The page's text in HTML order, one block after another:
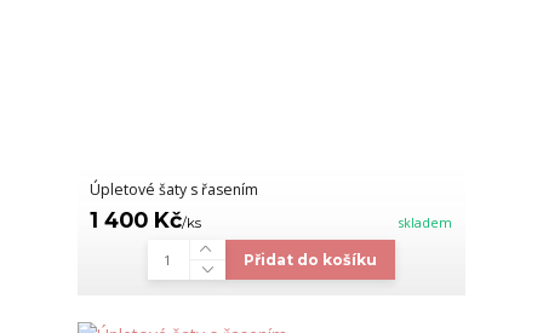
Úpletové šaty s řasením
1 400 Kč/ks skladem
Přidat do košíku